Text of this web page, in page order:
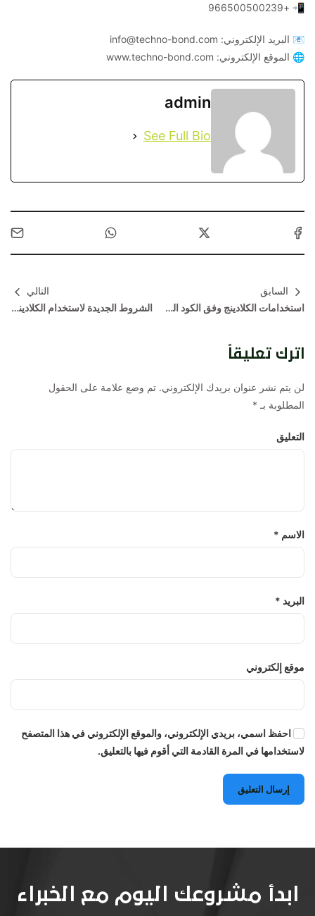
📲 +966500500239
📧 البريد الإلكتروني: info@techno-bond.com
🌐 الموقع الإلكتروني: www.techno-bond.com
admin
See Full Bio
السابق
استخدامات الكلادينج وفق الكود العمراني الجديد في الرياض بالمملكة العربية السعودية
التالي
الشروط الجديدة لاستخدام الكلادينج وفق الكود العمراني في مدينة الرياض
اترك تعليقاً
لن يتم نشر عنوان بريدك الإلكتروني. تم وضع علامة على الحقول
المطلوبة بـ *
التعليق
الاسم *
البريد *
موقع إلكتروني
احفظ اسمي، بريدي الإلكتروني، والموقع الإلكتروني في هذا المتصفح
لاستخدامها في المرة القادمة التي أقوم فيها بالتعليق.
إرسال التعليق
ابدأ مشروعك اليوم مع الخبراء